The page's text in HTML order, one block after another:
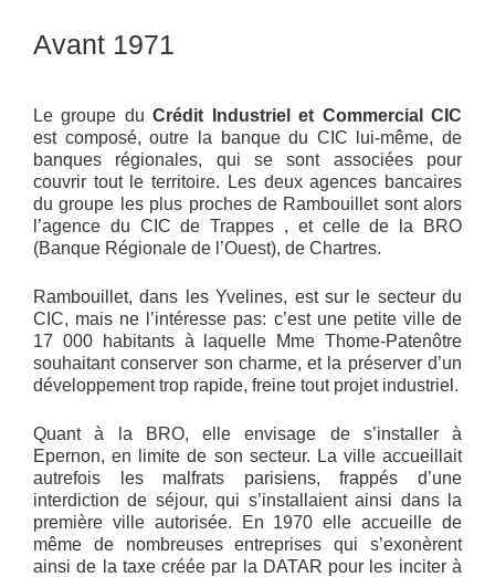
Avant 1971
Le groupe duCrédit Industriel et Commercial CIC
est composé, outre la banque du CIC lui-même, de
banques régionales, qui se sont associées pour
couvrir tout le territoire. Les deux agences bancaires
du groupe les plus proches de Rambouillet sont alors
l’agence du CIC de Trappes , et celle de la BRO
(Banque Régionale de l’Ouest), de Chartres.
Rambouillet, dans les Yvelines, est sur le secteur du
CIC, mais ne l’intéresse pas: c’est une petite ville de
17 000 habitants à laquelle Mme Thome-Patenôtre
souhaitant conserver son charme, et la préserver d’un
développement trop rapide, freine tout projet industriel.
Quant à la BRO, elle envisage de s’installer à
Epernon, en limite de son secteur. La ville accueillait
autrefois les malfrats parisiens, frappés d’une
interdiction de séjour, qui s’installaient ainsi dans la
première ville autorisée. En 1970 elle accueille de
même de nombreuses entreprises qui s’exonèrent
ainsi de la taxe créée par la DATAR pour les inciter à